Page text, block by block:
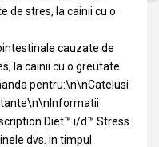
de stres, la cainii cu o
cauzate de
la cainii cu o greutate
pentru:\n\nCatelusi
Diet™ i/d™ Stress
dvs. in timpul